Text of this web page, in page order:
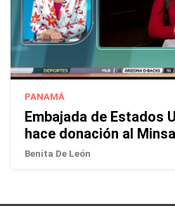
PANAMÁ
Embajada de Estados
hace donación al
Benita De León